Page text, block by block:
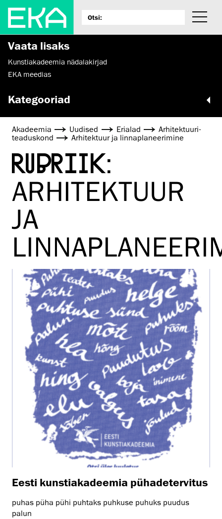
Vaata lisaks
Kunstiakadeemia nädalakirjad
EKA meedias
Kategooriad
Akadeemia Uudised Erialad
Arhitektuuri­
teaduskond
Arhitektuur ja linnaplaneerimine
RUBRIIK:
ARHITEKTUUR
JA
Eesti kunstiakadeemia pühadetervitus
puhas püha pühi puhtaks puhkuse puhuks puudus
palun